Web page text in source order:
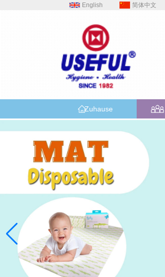
English 简体中文
Zuhause